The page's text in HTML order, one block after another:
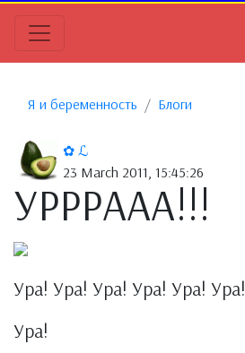
Я и беременность Блоги
✿ ℒ
23 March 2011, 15:45:26
УРРРААА!!!
Ура! Ура! Ура! Ура! Ура! Ура!
Ура!